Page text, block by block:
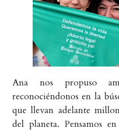
Ana nos propuso
reconociéndonos en la
que llevan adelante
del planeta. Pensamos